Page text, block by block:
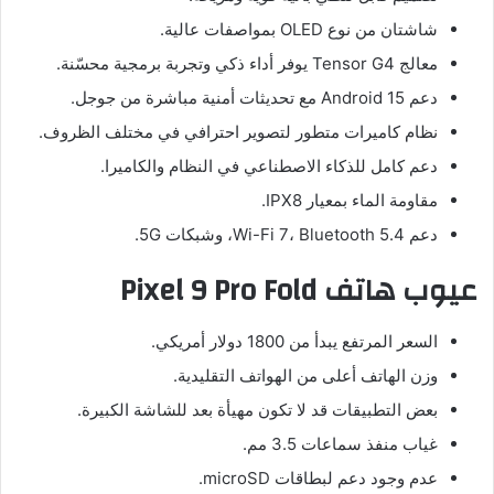
شاشتان من نوع OLED بمواصفات عالية.
معالج Tensor G4 يوفر أداء ذكي وتجربة برمجية محسّنة.
دعم Android 15 مع تحديثات أمنية مباشرة من جوجل.
نظام كاميرات متطور لتصوير احترافي في مختلف الظروف.
دعم كامل للذكاء الاصطناعي في النظام والكاميرا.
مقاومة الماء بمعيار IPX8.
دعم Wi-Fi 7، Bluetooth 5.4، وشبكات 5G.
عيوب هاتف Pixel 9 Pro Fold
السعر المرتفع يبدأ من 1800 دولار أمريكي.
وزن الهاتف أعلى من الهواتف التقليدية.
بعض التطبيقات قد لا تكون مهيأة بعد للشاشة الكبيرة.
غياب منفذ سماعات 3.5 مم.
عدم وجود دعم لبطاقات microSD.